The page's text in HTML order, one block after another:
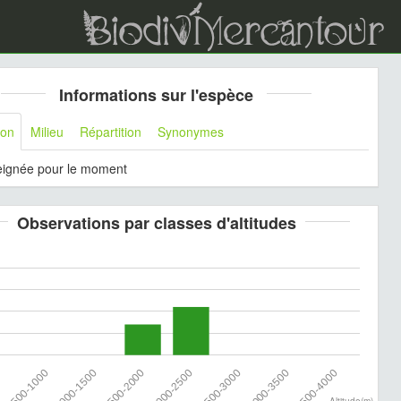
Informations sur l'espèce
Milieu Répartition Synonymes
pour le moment
Observations par classes d'altitudes
3500-4000
3000-3500
2500-3000
2000-2500
1500-2000
1000-1500
500-1000